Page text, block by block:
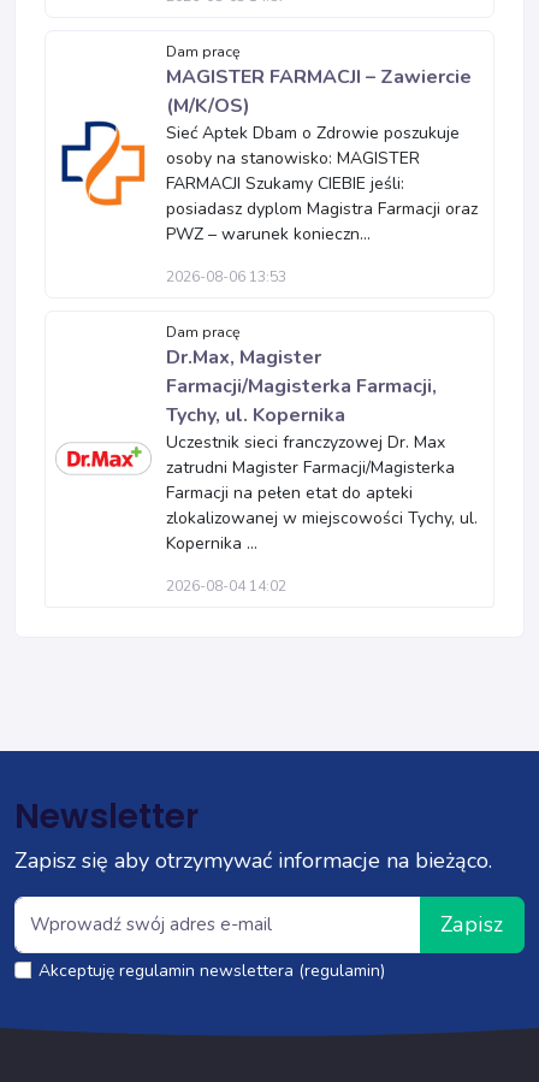
Dam pracę
MAGISTER FARMACJI – Zawiercie
(M/K/OS)
Sieć Aptek Dbam o Zdrowie poszukuje
osoby na stanowisko: MAGISTER
FARMACJI Szukamy CIEBIE jeśli:
posiadasz dyplom Magistra Farmacji oraz
PWZ – warunek konieczn...
2026-08-06 13:53
Dam pracę
Dr.Max, Magister
Farmacji/Magisterka Farmacji,
Tychy, ul. Kopernika
Uczestnik sieci franczyzowej Dr. Max
zatrudni Magister Farmacji/Magisterka
Farmacji na pełen etat do apteki
zlokalizowanej w miejscowości Tychy, ul.
Kopernika ...
2026-08-04 14:02
Newsletter
Zapisz się aby otrzymywać informacje na bieżąco.
Zapisz
Akceptuję regulamin newslettera (regulamin)